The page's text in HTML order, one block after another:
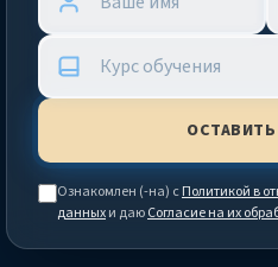
Ознакомлен (-на) сПолитикой в
данныхи даюСогласие на их